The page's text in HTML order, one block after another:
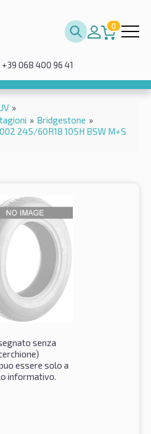
0
068 400 96 41
»
» Bridgestone »
245/60R18 105H BSW M+S
senza
essere solo a
informativo.